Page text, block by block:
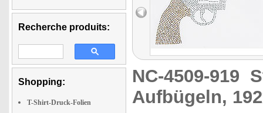
Recherche produits:
Shopping:
T-Shirt-Druck-Folien
NC-4509-919
Aufbügeln,